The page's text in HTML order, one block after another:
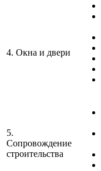
4. Окна и двери
5.
Сопровождение
строительства